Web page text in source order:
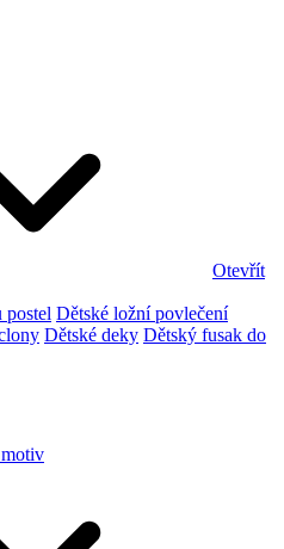
Otevřít
postel Dětské ložní povlečení
Dětské deky Dětský fusak do